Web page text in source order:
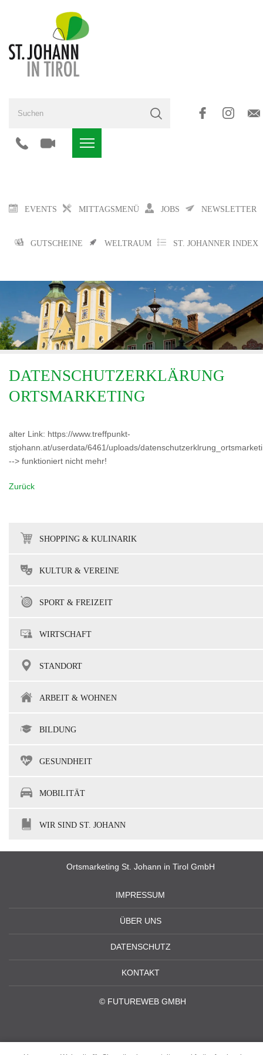
EVENTS MITTAGSMENÜ JOBS NEWSLETTER
GUTSCHEINE WELTRAUM ST. JOHANNER INDEX
DATENSCHUTZERKLÄRUNG
ORTSMARKETING
alter Link: https://www.treffpunkt-
stjohann.at/userdata/6461/uploads/
--> funktioniert nicht mehr!
Zurück
SHOPPING & KULINARIK
KULTUR & VEREINE
SPORT & FREIZEIT
WIRTSCHAFT
STANDORT
ARBEIT & WOHNEN
BILDUNG
GESUNDHEIT
MOBILITÄT
WIR SIND ST. JOHANN
Ortsmarketing St. Johann in Tirol GmbH
IMPRESSUM
ÜBER UNS
DATENSCHUTZ
KONTAKT
© FUTUREWEB GMBH